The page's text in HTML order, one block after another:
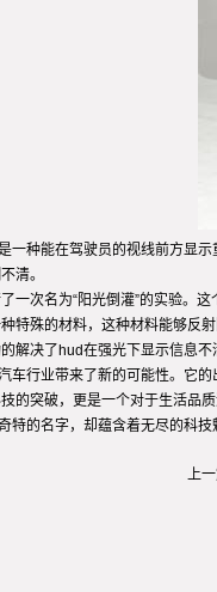
一种能在驾驶员的视线前方显
清。
一次名为“阳光倒灌”的实验。
特殊的材料，这种材料能够反
解决了hud在强光下显示信息
车行业带来了新的可能性。它
的突破，更是一个对于生活品
特的名字，却蕴含着无尽的科
上